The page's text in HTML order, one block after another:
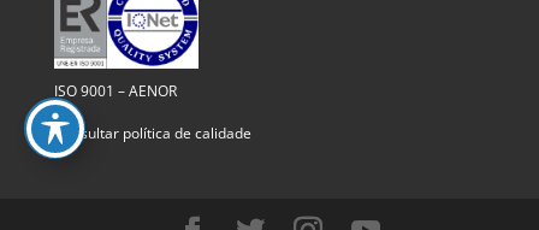
ISO 9001 – AENOR
Consultar política de calidade